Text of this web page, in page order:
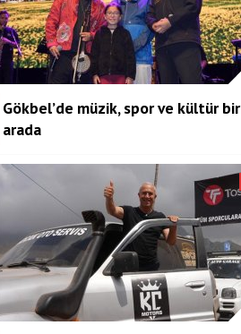
Gökbel’de müzik, spor ve kültür bir
arada